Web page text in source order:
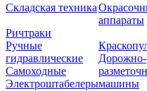
Складская техника
Ричтраки
Ручные
гидравлические
Самоходные
Электроштабелеры
аппараты
Дорожно-
машины